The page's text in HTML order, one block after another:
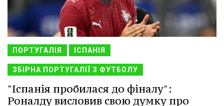
ПОРТУГАЛІЯ ІСПАНІЯ
ЗБІРНА ПОРТУГАЛІЇ З ФУТБОЛУ
"Іспанія пробилася до фіналу":
Роналду висловив свою думку про